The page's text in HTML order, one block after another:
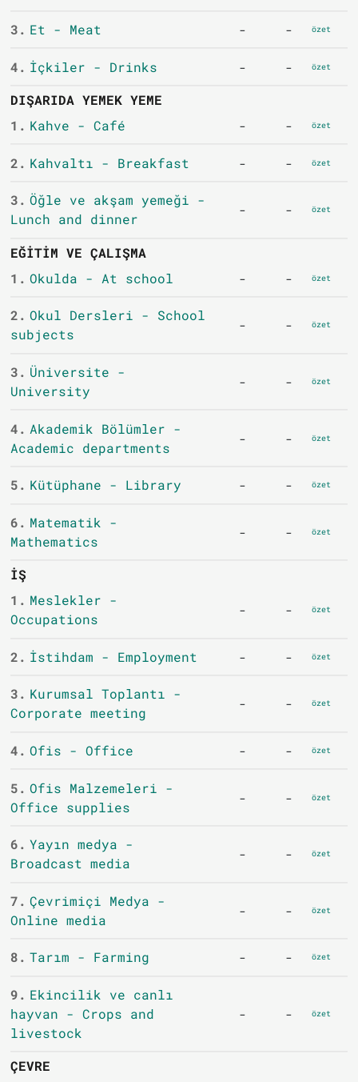
3. Et - Meat - - özet
4. İçkiler - Drinks - - özet
DIŞARIDA YEMEK YEME
1. Kahve - Café - - özet
2. Kahvaltı - Breakfast - - özet
3. Öğle ve akşam yemeği -
Lunch and dinner
- - özet
EĞITIM VE ÇALIŞMA
1. Okulda - At school - - özet
2. Okul Dersleri - School
subjects
- - özet
3. Üniversite -
University
- - özet
4. Akademik Bölümler -
Academic departments
- - özet
5. Kütüphane - Library - - özet
6. Matematik -
Mathematics
- - özet
İŞ
1. Meslekler -
Occupations
- - özet
2. İstihdam - Employment - - özet
3. Kurumsal Toplantı -
Corporate meeting
- - özet
4. Ofis - Office - - özet
5. Ofis Malzemeleri -
Office supplies
- - özet
6. Yayın medya -
Broadcast media
- - özet
7. Çevrimiçi Medya -
Online media
- - özet
8. Tarım - Farming - - özet
9. Ekincilik ve canlı
hayvan - Crops and
livestock
- - özet
ÇEVRE